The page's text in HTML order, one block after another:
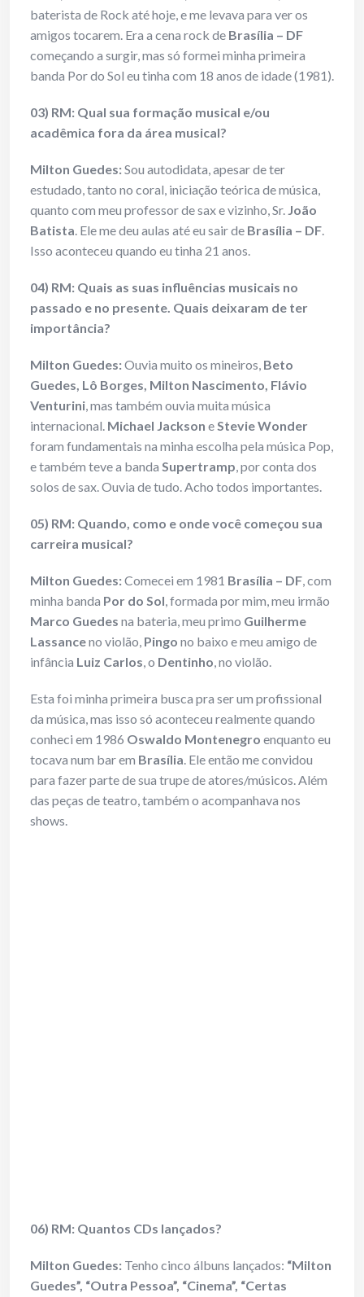
baterista de Rock até hoje, e me levava para ver os
amigos tocarem. Era a cena rock de Brasília – DF
começando a surgir, mas só formei minha primeira
banda Por do Sol eu tinha com 18 anos de idade (1981).
03) RM: Qual sua formação musical e/ou
acadêmica fora da área musical?
Milton Guedes:Sou autodidata, apesar de ter
estudado, tanto no coral, iniciação teórica de música,
quanto com meu professor de sax e vizinho, Sr. João
Batista. Ele me deu aulas até eu sair de Brasília – DF.
Isso aconteceu quando eu tinha 21 anos.
04) RM: Quais as suas influências musicais no
passado e no presente. Quais deixaram de ter
importância?
Milton Guedes:Ouvia muito os mineiros, Beto
Guedes, Lô Borges, Milton Nascimento, Flávio
Venturini, mas também ouvia muita música
internacional. Michael Jackson eStevie Wonder
foram fundamentais na minha escolha pela música Pop,
e também teve a banda Supertramp, por conta dos
solos de sax. Ouvia de tudo. Acho todos importantes.
05) RM: Quando, como e onde você começou sua
carreira musical?
Milton Guedes:Comecei em 1981 Brasília – DF, com
minha banda Por do Sol, formada por mim, meu irmão
Marco Guedes na bateria, meu primo Guilherme
Lassanceno violão, Pingo no baixo e meu amigo de
infância Luiz Carlos, o Dentinho, no violão.
Esta foi minha primeira busca pra ser um profissional
da música, mas isso só aconteceu realmente quando
conheci em 1986 Oswaldo Montenegro enquanto eu
tocava num bar em Brasília. Ele então me convidou
para fazer parte de sua trupe de atores/músicos. Além
das peças de teatro, também o acompanhava nos
shows.
06) RM: Quantos CDs lançados?
Milton Guedes: Tenho cinco álbuns lançados: “Milton
Guedes”, “Outra Pessoa”, “Cinema”, “Certas